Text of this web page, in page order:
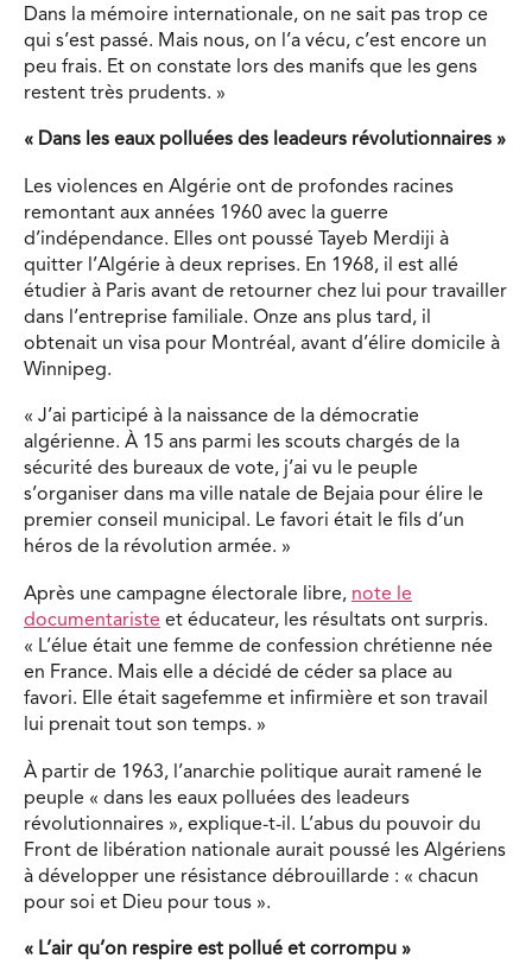
Dans la mémoire internationale, on ne sait pas trop ce
qui s’est passé. Mais nous, on l’a vécu, c’est encore un
peu frais. Et on constate lors des manifs que les gens
restent très prudents. »
« Dans les eaux polluées des leadeurs révolutionnaires »
Les violences en Algérie ont de profondes racines
remontant aux années 1960 avec la guerre
d’indépendance. Elles ont poussé Tayeb Merdiji à
quitter l’Algérie à deux reprises. En 1968, il est allé
étudier à Paris avant de retourner chez lui pour travailler
dans l’entreprise familiale. Onze ans plus tard, il
obtenait un visa pour Montréal, avant d’élire domicile à
Winnipeg.
« J’ai participé à la naissance de la démocratie
algérienne. À 15 ans parmi les scouts chargés de la
sécurité des bureaux de vote, j’ai vu le peuple
s’organiser dans ma ville natale de Bejaia pour élire le
premier conseil municipal. Le favori était le fils d’un
héros de la révolution armée. »
Après une campagne électorale libre, note le
documentariste et éducateur, les résultats ont surpris.
« L’élue était une femme de confession chrétienne née
en France. Mais elle a décidé de céder sa place au
favori. Elle était sagefemme et infirmière et son travail
lui prenait tout son temps. »
À partir de 1963, l’anarchie politique aurait ramené le
peuple « dans les eaux polluées des leadeurs
révolutionnaires », explique-t-il. L’abus du pouvoir du
Front de libération nationale aurait poussé les Algériens
à développer une résistance débrouillarde : « chacun
pour soi et Dieu pour tous ».
« L’air qu’on respire est pollué et corrompu »